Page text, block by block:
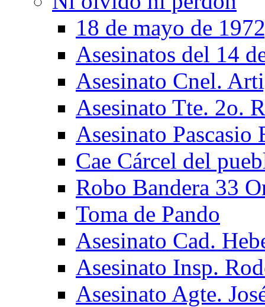
18 de mayo de
Asesinatos del 14
Asesinato Cnel.
Asesinato Tte. 2o.
Asesinato Pascasio
Cae Cárcel del
Robo Bandera 33
Toma de Pando
Asesinato Cad.
Asesinato Insp.
Asesinato Agte.